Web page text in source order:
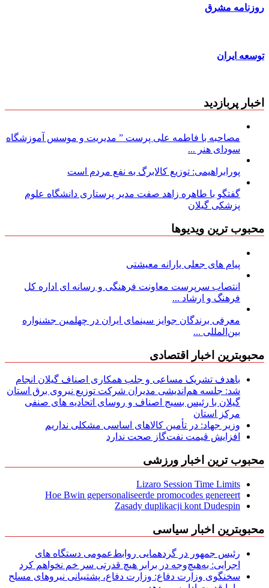
روزنامه مشرق
توسعه ایران
اخبار پربازدید
مصاحبه با فاطمه علی پرست ” مدیریت و موسس آموزشگاه
سودای هنر ...
پورابراهیمی: توزیع کالابرگ به نفع مردم است
گفتگو با طاهره زاهد صفت مدیر پرستاری دانشگاه علوم
پزشکی گیلان
محبوب ترین ویدیوها
پیام های جعلی یارانه معیشتی
انتصاب سرپرست معاونت فرهنگی و رسانه ای اداره کل
فرهنگ و ارشاد ...
معرفی برندگان جوایز سینمای ایران در چهلمین جشنواره
بین‌المللی ...
محبوبترین اخبار اقتصادی
باهدف تشریک مساعی و جلب همکاری اصناف گیلان انجام
شد: جلسه هم‌اندیشی مدیران شركت توزیع نیروی برق استان
گیلان با رئیس بسیج اصناف و روسای اتحادیه های صنفی
مركز استان
وزیر جهاد: در تأمین کالاهای اساسی مشکلی نداریم
افزایش قیمت نفت‌گاز صحت ندارد
محبوب ترین اخبار ورزشی
Lizaro Session Time Limits
Hoe Bwin gepersonaliseerde promocodes genereert
Zasady duplikacji kont Dudespin
محبوبترین اخبار سیاسی
رئیس جمهور در گردهمایی روابط‌عمومی دستگاه های
اجرایی: به‌هیچ‌وجه در برابر هیچ قدرتی سر خم نخواهم کرد
سخنگوی وزارت دفاع: وزارت دفاع، پشتیبانی نیرو‌های مسلح